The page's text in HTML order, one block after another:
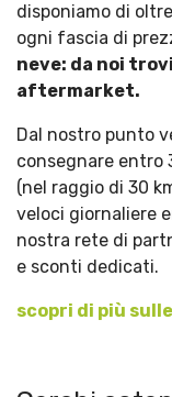
disponiamo di
ogni fascia di
neve: da noi
aftermarket.
Dal nostro punto
consegnare entro
(nel raggio di 30
veloci giornaliere
nostra rete di
e sconti dedicati.
scopri di più